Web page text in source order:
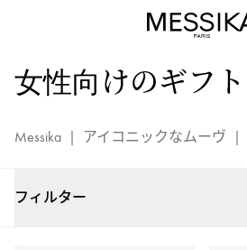
女性向けのギフト
Messika | アイコニックなムーヴ |
フィルター